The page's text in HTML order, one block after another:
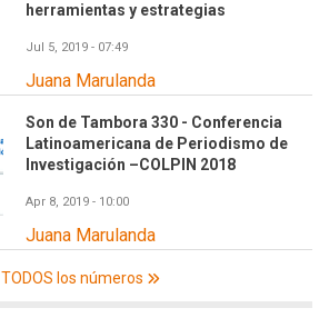
herramientas y estrategias
Jul 5, 2019 - 07:49
Juana Marulanda
Son de Tambora 330 - Conferencia
Latinoamericana de Periodismo de
Investigación –COLPIN 2018
Apr 8, 2019 - 10:00
Juana Marulanda
TODOS los números